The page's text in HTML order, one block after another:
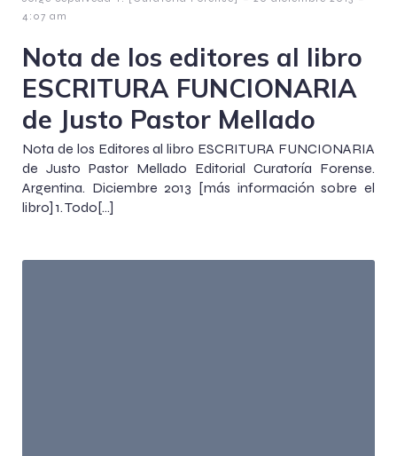
4:07 am
Nota de los editores al libro
ESCRITURA FUNCIONARIA
de Justo Pastor Mellado
Nota de los Editores al libro ESCRITURA FUNCIONARIA
de Justo Pastor Mellado Editorial Curatoría Forense.
Argentina. Diciembre 2013 [más información sobre el
libro] 1. Todo[…]